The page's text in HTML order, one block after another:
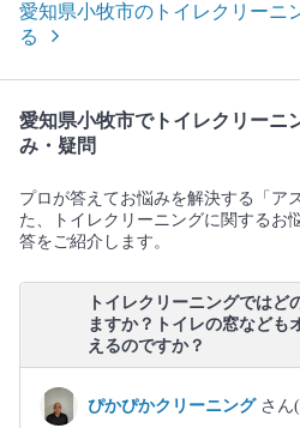
愛知県小牧市のトイレクリーニ
る
愛知県小牧市でトイレクリーニ
み・疑問
プロが答えてお悩みを解決する「ア
た、トイレクリーニングに関するお
答をご紹介します。
トイレクリーニングではど
ますか？トイレの窓なども
えるのですか？
ぴかぴかクリーニング さん